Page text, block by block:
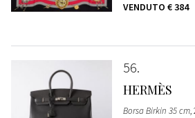
VENDUTO € 384
56
HERMÈS
Borsa Birkin 35 cm,